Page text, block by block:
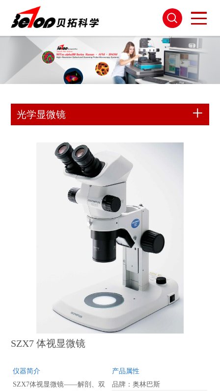
光学显微镜
SZX7 体视显微镜
仪器简介
SZX7体视显微镜——解剖、双
产品属性
品牌：奥林巴斯